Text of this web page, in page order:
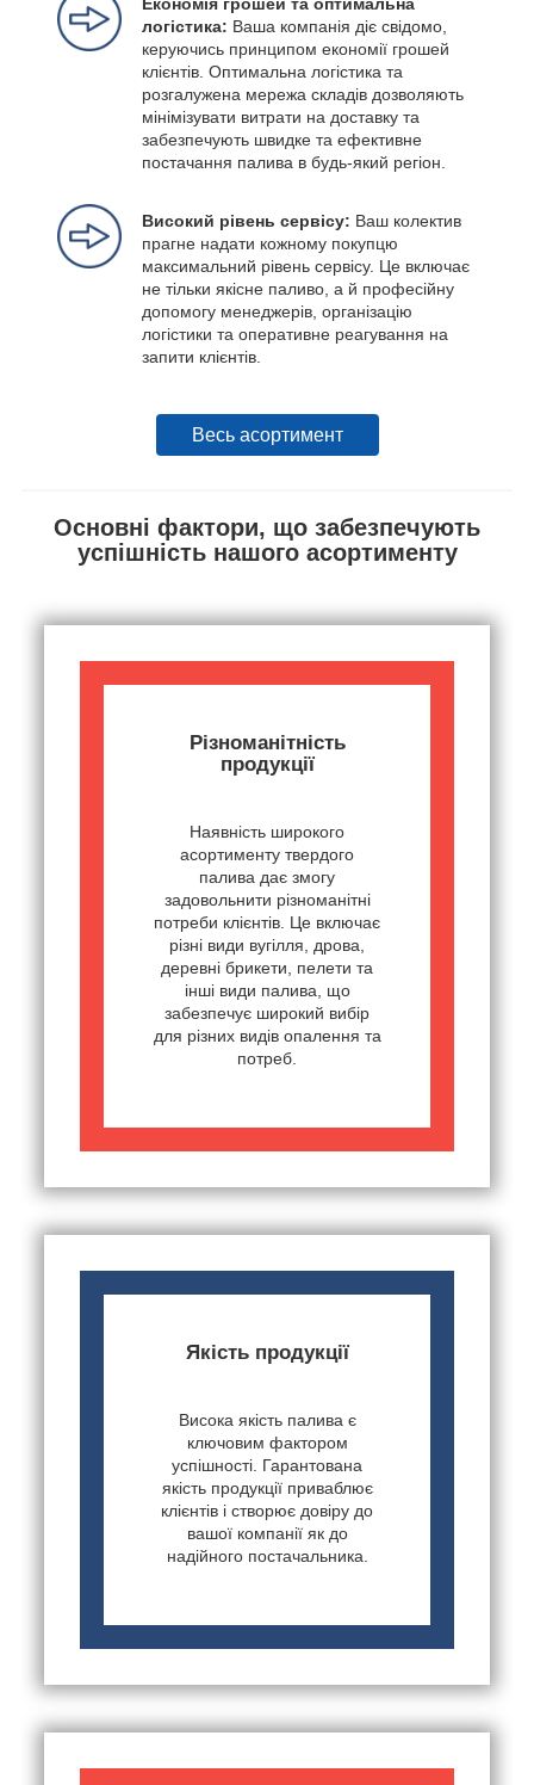
Економія грошей та оптимальна
логістика: Ваша компанія діє свідомо,
керуючись принципом економії грошей
клієнтів. Оптимальна логістика та
розгалужена мережа складів дозволяють
мінімізувати витрати на доставку та
забезпечують швидке та ефективне
постачання палива в будь-який регіон.
Високий рівень сервісу: Ваш колектив
прагне надати кожному покупцю
максимальний рівень сервісу. Це включає
не тільки якісне паливо, а й професійну
допомогу менеджерів, організацію
логістики та оперативне реагування на
запити клієнтів.
Весь асортимент
Основні фактори, що забезпечують
успішність нашого асортименту
Різноманітність
продукції
Наявність широкого
асортименту твердого
палива дає змогу
задовольнити різноманітні
потреби клієнтів. Це включає
різні види вугілля, дрова,
деревні брикети, пелети та
інші види палива, що
забезпечує широкий вибір
для різних видів опалення та
потреб.
Якість продукції
Висока якість палива є
ключовим фактором
успішності. Гарантована
якість продукції приваблює
клієнтів і створює довіру до
вашої компанії як до
надійного постачальника.